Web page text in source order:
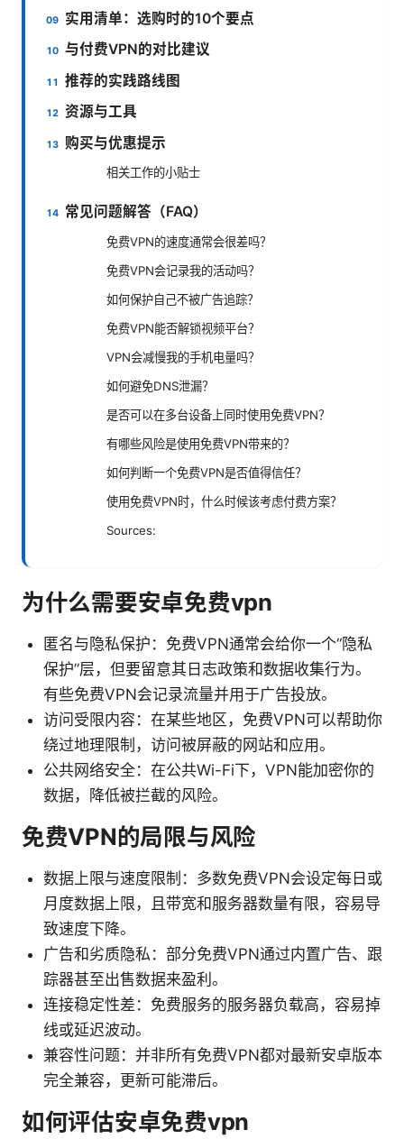
实用清单：选购时的10个要点
与付费VPN的对比建议
推荐的实践路线图
资源与工具
购买与优惠提示
相关工作的小贴士
常见问题解答（FAQ）
免费VPN的速度通常会很差吗？
免费VPN会记录我的活动吗？
如何保护自己不被广告追踪？
免费VPN能否解锁视频平台？
VPN会减慢我的手机电量吗？
如何避免DNS泄漏？
是否可以在多台设备上同时使用免费VPN？
有哪些风险是使用免费VPN带来的？
如何判断一个免费VPN是否值得信任？
使用免费VPN时，什么时候该考虑付费方案？
Sources:
为什么需要安卓免费vpn
匿名与隐私保护：免费VPN通常会给你一个“隐私
保护”层，但要留意其日志政策和数据收集行为。
有些免费VPN会记录流量并用于广告投放。
访问受限内容：在某些地区，免费VPN可以帮助你
绕过地理限制，访问被屏蔽的网站和应用。
公共网络安全：在公共Wi-Fi下，VPN能加密你的
数据，降低被拦截的风险。
免费VPN的局限与风险
数据上限与速度限制：多数免费VPN会设定每日或
月度数据上限，且带宽和服务器数量有限，容易导
致速度下降。
广告和劣质隐私：部分免费VPN通过内置广告、跟
踪器甚至出售数据来盈利。
连接稳定性差：免费服务的服务器负载高，容易掉
线或延迟波动。
兼容性问题：并非所有免费VPN都对最新安卓版本
完全兼容，更新可能滞后。
如何评估安卓免费vpn